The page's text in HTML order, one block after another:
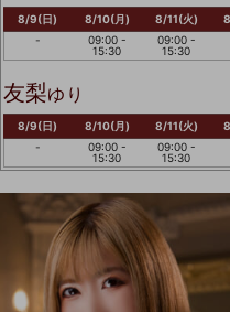
8/9(日)
-
8/10(月)
09:00 -
15:30
8/11(火)
09:00 -
15:30
友梨ゆり
8/9(日)
-
8/10(月)
09:00 -
15:30
8/11(火)
09:00 -
15:30